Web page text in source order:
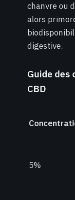
chanvre ou
alors
digestive.
Guide des
CBD
5%